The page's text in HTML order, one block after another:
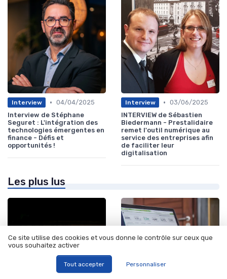
Interview • 04/04/2025
Interview de Stéphane
Seguret : L'intégration des
technologies émergentes en
finance - Défis et
opportunités !
Interview • 03/06/2025
INTERVIEW de Sébastien
Biedermann - Prestalidaire
remet l'outil numérique au
service des entreprises afin
de faciliter leur
digitalisation
Les plus lus
Ce site utilise des cookies et vous donne le contrôle sur ceux que
vous souhaitez activer
Tout accepter Personnaliser